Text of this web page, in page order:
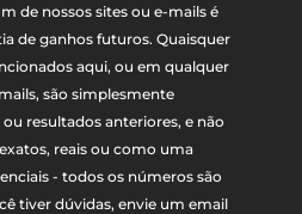
de nossos sites ou e-mails é
de ganhos futuros. Quaisquer
aqui, ou em qualquer
são simplesmente
resultados anteriores, e não
reais ou como uma
- todos os números são
tiver dúvidas, envie um email